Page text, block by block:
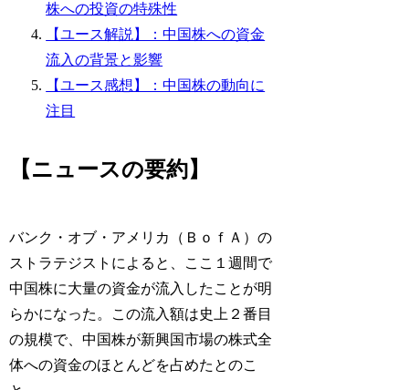
株への投資の特殊性
【ユース解説】：中国株への資金
流入の背景と影響
【ユース感想】：中国株の動向に
注目
【ニュースの要約】
バンク・オブ・アメリカ（ＢｏｆＡ）の
ストラテジストによると、ここ１週間で
中国株に大量の資金が流入したことが明
らかになった。この流入額は史上２番目
の規模で、中国株が新興国市場の株式全
体への資金のほとんどを占めたとのこ